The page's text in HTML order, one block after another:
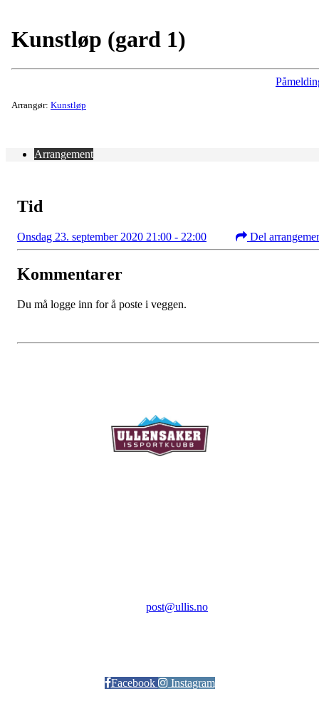
Kunstløp (gard 1)
Arrangør: Kunstløp
Arrangement
Tid
Onsdag 23. september 2020 21:00 - 22:00 Del
Kommentarer
Du må logge inn for å poste i veggen.
post@ullis.no
Facebook Instagram